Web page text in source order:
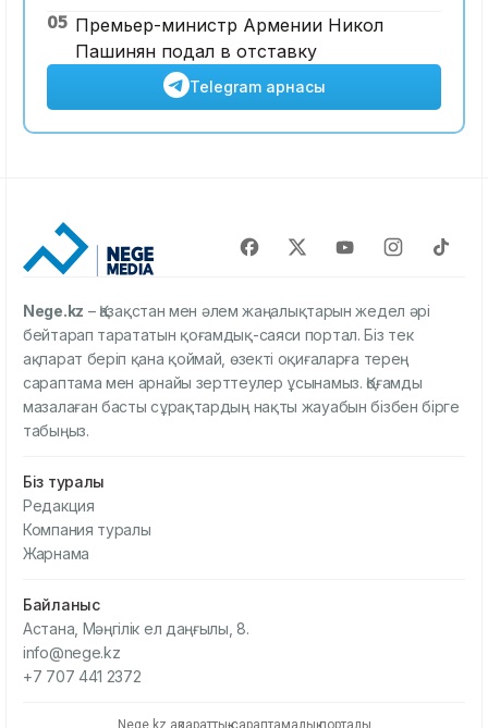
05 Премьер-министр Армении Никол
Пашинян подал в отставку
Telegram арнасы
Nege.kz – Қазақстан мен әлем жаңалықтарын жедел әрі
бейтарап тарататын қоғамдық-саяси портал. Біз тек
ақпарат беріп қана қоймай, өзекті оқиғаларға терең
сараптама мен арнайы зерттеулер ұсынамыз. Қоғамды
мазалаған басты сұрақтардың нақты жауабын бізбен бірге
табыңыз.
Біз туралы
Редакция
Компания туралы
Жарнама
Байланыс
Астана, Мәңгілік ел даңғылы, 8.
info@nege.kz
+7 707 441 2372
Nege.kz ақпараттық-сараптамалық порталы